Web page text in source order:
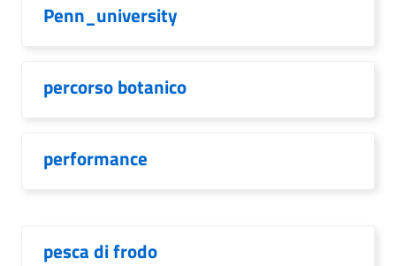
Penn_university
percorso botanico
performance
pesca di frodo